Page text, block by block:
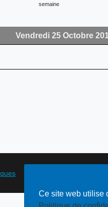
Ce site web utilise
semaine
Vendredi 25 Octobre